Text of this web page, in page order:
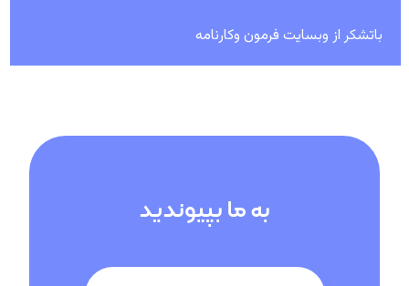
باتشکر از وبسایت فرمون وکارنامه
به ما بپیوندید